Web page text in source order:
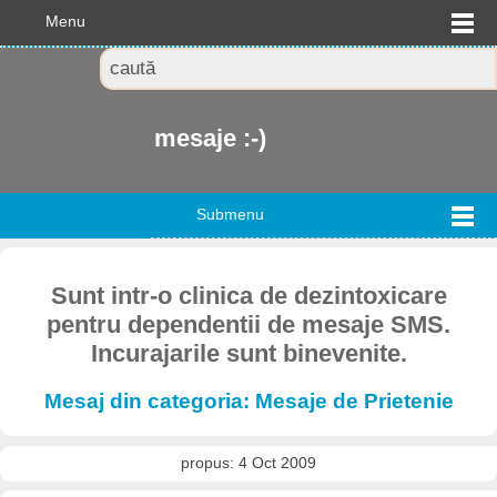
Menu
mesaje :-)
Submenu
Sunt intr-o clinica de dezintoxicare
pentru dependentii de mesaje SMS.
Incurajarile sunt binevenite.
Mesaj din categoria: Mesaje de Prietenie
propus: 4 Oct 2009